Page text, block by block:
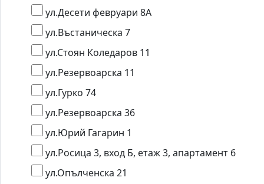
ул.Десети февруари 8А
ул.Въстаническа 7
ул.Стоян Коледаров 11
ул.Резервоарска 11
ул.Гурко 74
ул.Резервоарска 36
ул.Юрий Гагарин 1
ул.Росица 3, вход Б, етаж 3, апартамент 6
ул.Опълченска 21